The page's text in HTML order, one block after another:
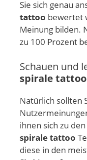
Sie sich genau
tattoo bewertet
Meinung bilden.
zu 100 Prozent
Schauen und
spirale tattoo
Natürlich sollten
ihnen sich zu
spirale tattoo
diese in den